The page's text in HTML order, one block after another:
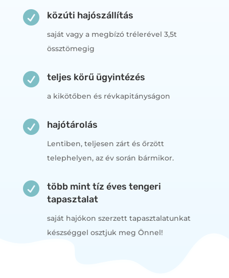
 közúti hajószállítás
saját vagy a megbízó trélerével 3,5t
össztömegig
 teljes körű ügyintézés
a kikötőben és révkapitányságon
 hajótárolás
Lentiben, teljesen zárt és őrzött
telephelyen, az év során bármikor.

több mint tíz éves tengeri
tapasztalat
saját hajókon szerzett tapasztalatunkat
készséggel osztjuk meg Önnel!